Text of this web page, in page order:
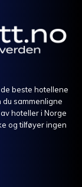
beste hotellene
sammenligne
hoteller i Norge
og tilføyer ingen